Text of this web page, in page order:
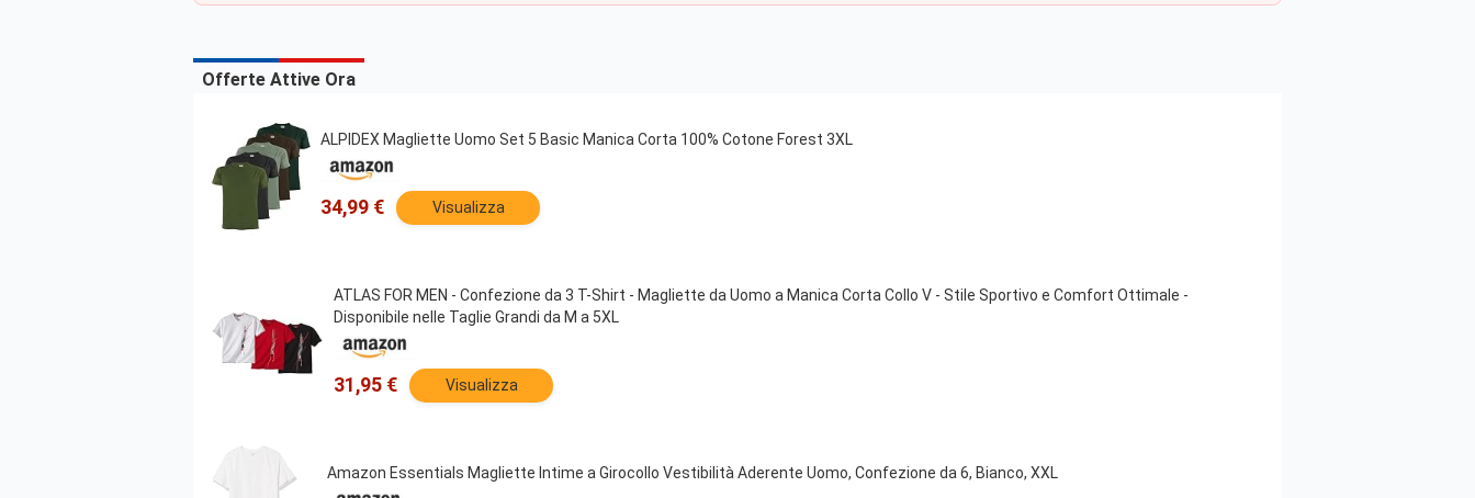
Offerte Attive Ora
ALPIDEX Magliette Uomo Set 5 Basic Manica Corta 100% Cotone Forest 3XL
34,99 € Visualizza
ATLAS FOR MEN - Confezione da 3 T-Shirt - Magliette da Uomo a Manica Corta Collo V - Stile Sportivo e Comfort Ottimale -
Disponibile nelle Taglie Grandi da M a 5XL
31,95 € Visualizza
Amazon Essentials Magliette Intime a Girocollo Vestibilità Aderente Uomo, Confezione da 6, Bianco, XXL